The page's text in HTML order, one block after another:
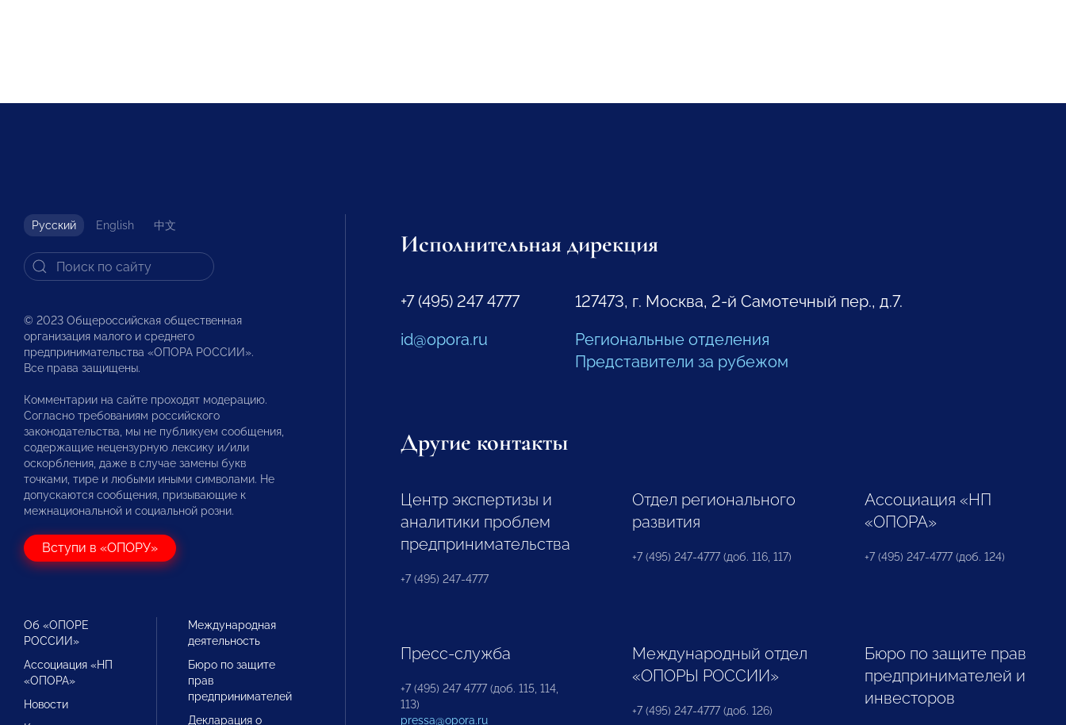
Русский English 中文
© 2023 Общероссийская общественная
организация малого и среднего
предпринимательства «ОПОРА РОССИИ».
Все права защищены.
Комментарии на сайте проходят модерацию.
Согласно требованиям российского
законодательства, мы не публикуем сообщения,
содержащие нецензурную лексику и/или
оскорбления, даже в случае замены букв
точками, тире и любыми иными символами. Не
допускаются сообщения, призывающие к
межнациональной и социальной розни.
Вступи в «ОПОРУ»
Об «ОПОРЕ
РОССИИ»
Ассоциация «НП
«ОПОРА»
Новости
Международная
деятельность
Бюро по защите
прав
предпринимателей
Декларация о
Исполнительная дирекция
+7 (495) 247 4777
id@opora.ru
127473, г. Москва, 2-й Самотечный пер., д.7.
Региональные отделения
Представители за рубежом
Другие контакты
Центр экспертизы и
аналитики проблем
предпринимательства
+7 (495) 247-4777
Отдел регионального
развития
+7 (495) 247-4777 (доб. 116, 117)
Ассоциация «НП
«ОПОРА»
+7 (495) 247-4777 (доб. 124)
Пресс-служба
+7 (495) 247 4777 (доб. 115, 114,
113)
pressa@opora.ru
Международный отдел
«ОПОРЫ РОССИИ»
+7 (495) 247-4777 (доб. 126)
Бюро по защите прав
предпринимателей и
инвесторов